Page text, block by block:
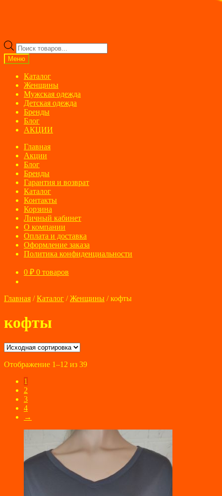
Поиск
товаров
Меню
Каталог
Женщины
Мужская одежда
Детская одежда
Бренды
Блог
АКЦИИ
Главная
Акции
Блог
Бренды
Гарантия и возврат
Каталог
Контакты
Корзина
Личный кабинет
О компании
Оплата и доставка
Оформление заказа
Политика конфиденциальности
0 ₽ 0 товаров
Главная /Каталог /Женщины /кофты
кофты
Отображение 1–12 из 39
1
2
3
4
→